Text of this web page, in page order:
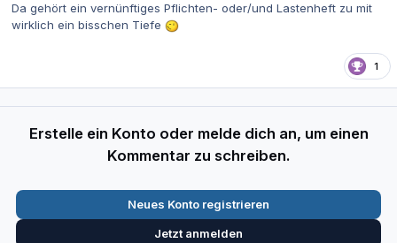
Da gehört ein vernünftiges Pflichten- oder/und Lastenheft zu mit
wirklich ein bisschen Tiefe
1
Erstelle ein Konto oder melde dich an, um einen
Kommentar zu schreiben.
Neues Konto registrieren
Jetzt anmelden